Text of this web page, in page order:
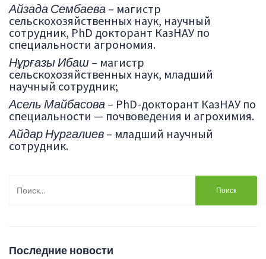
Айзада Сембаева – магистр
сельскохозяйственных наук, научный
сотрудник, PhD докторант КазНАУ по
специальности агрономия.
Нұрғазы Ибаш – магистр
сельскохозяйственных наук, младший
научный сотрудник;
Асель Майбасова – PhD-докторант КазНАУ по
специальности — почвоведения и агрохимия.
Айдар Нургалиев – младший научный
сотрудник.
Последние новости